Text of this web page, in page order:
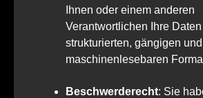
Ihnen oder einem anderen
Verantwortlichen Ihre
strukturierten, gängigen und
maschinenlesebaren
Beschwerderecht: Sie